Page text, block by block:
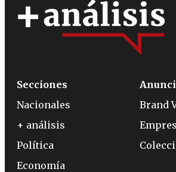
Secciones
Nacionales
+ análisis
Política
Economía
Brand